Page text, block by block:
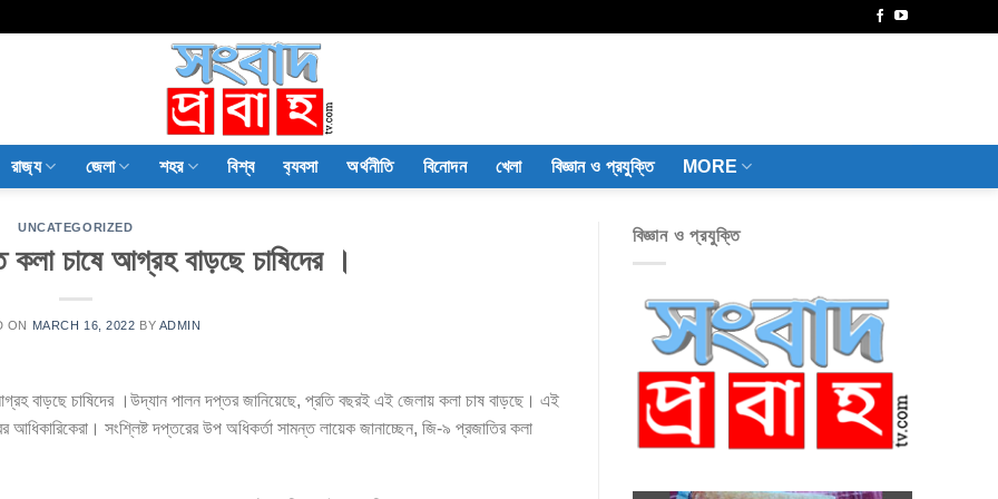
রাজ‍্য জেলা শহর বিশ্ব ব‍্যবসা অর্থনীতি বিনোদন খেলা বিজ্ঞান ও প্রযুক্তি MORE
UNCATEGORIZED
কলা চাষে আগ্রহ বাড়ছে চাষিদের ।
ON MARCH 16, 2022 BY ADMIN
বাড়ছে চাষিদের ।উদ্যান পালন দপ্তর জানিয়েছে, প্রতি বছরই এই জেলায় কলা চাষ বাড়ছে। এই
আধিকারিকেরা। সংশ্লিষ্ট দপ্তরের উপ অধিকর্তা সামন্ত লায়েক জানাচ্ছেন, জি-৯ প্রজাতির কলা
বিজ্ঞান ও প্রযুক্তি